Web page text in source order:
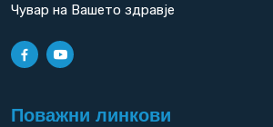
Чувар на Вашето здравје
Поважни линкови